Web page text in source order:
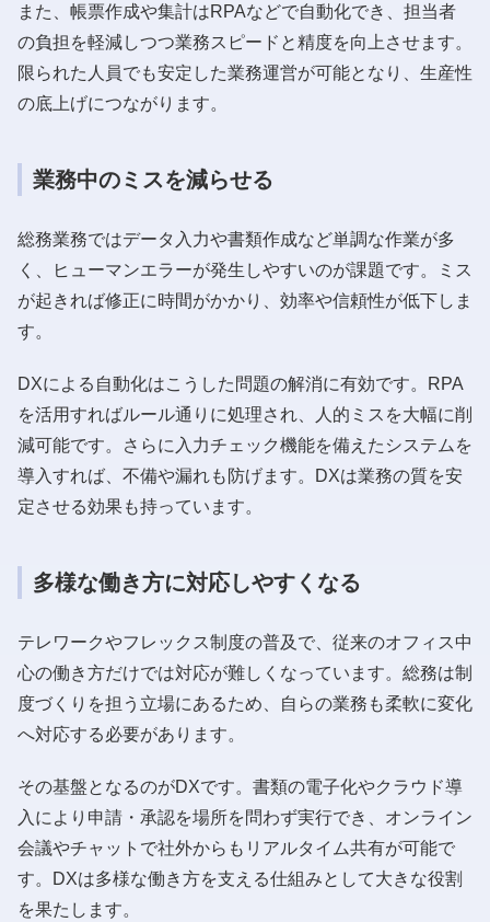
また、帳票作成や集計はRPAなどで自動化でき、担当者
の負担を軽減しつつ業務スピードと精度を向上させます。
限られた人員でも安定した業務運営が可能となり、生産性
の底上げにつながります。
業務中のミスを減らせる
総務業務ではデータ入力や書類作成など単調な作業が多
く、ヒューマンエラーが発生しやすいのが課題です。ミス
が起きれば修正に時間がかかり、効率や信頼性が低下しま
す。
DXによる自動化はこうした問題の解消に有効です。RPA
を活用すればルール通りに処理され、人的ミスを大幅に削
減可能です。さらに入力チェック機能を備えたシステムを
導入すれば、不備や漏れも防げます。DXは業務の質を安
定させる効果も持っています。
多様な働き方に対応しやすくなる
テレワークやフレックス制度の普及で、従来のオフィス中
心の働き方だけでは対応が難しくなっています。総務は制
度づくりを担う立場にあるため、自らの業務も柔軟に変化
へ対応する必要があります。
その基盤となるのがDXです。書類の電子化やクラウド導
入により申請・承認を場所を問わず実行でき、オンライン
会議やチャットで社外からもリアルタイム共有が可能で
す。DXは多様な働き方を支える仕組みとして大きな役割
を果たします。